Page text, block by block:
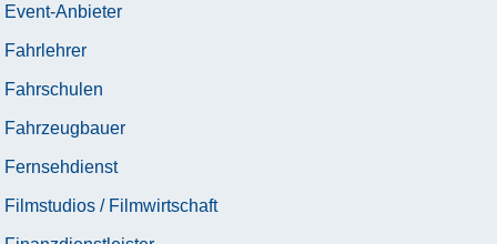
Event-Anbieter
Fahrlehrer
Fahrschulen
Fahrzeugbauer
Fernsehdienst
Filmstudios / Filmwirtschaft